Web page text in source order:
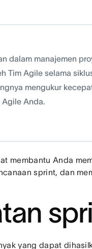
dalam manajemen
Tim Agile selama
mengukur
Agile Anda.
membantu Anda
sprint, dan
yang dapat